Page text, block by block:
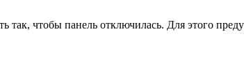
так, чтобы панель отключилась. Для этого